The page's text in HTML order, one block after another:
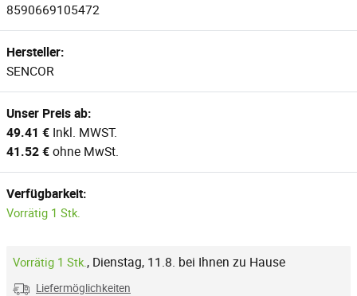
8590669105472
Hersteller:
SENCOR
Unser Preis ab:
49.41 € Inkl. MWST.
41.52 €ohne MwSt.
Verfügbarkeit:
Vorrätig 1 Stk.
Vorrätig 1 Stk., Dienstag, 11.8. bei Ihnen zu Hause
Liefermöglichkeiten